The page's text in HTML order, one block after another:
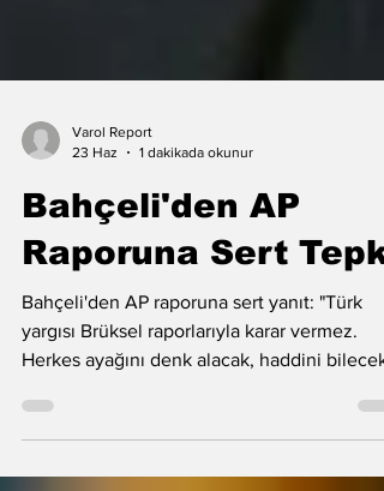
Varol Report
23 Haz
1 dakikada okunur
Bahçeli'den AP
Raporuna Sert Tepki
Bahçeli'den AP raporuna sert yanıt: "Türk
Herkes ayağını denk alacak, haddini